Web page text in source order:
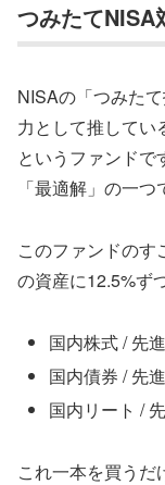
つみたてNISA
NISAの「つみた
力として推してい
というファンドで
「最適解」の一つ
このファンドのす
の資産に12.5%ず
国内株式 / 先
国内債券 / 先
国内リート /
これ一本を買う